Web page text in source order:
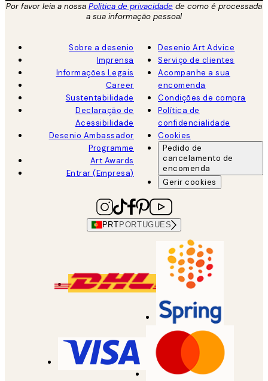
Por favor leia a nossa Política de privacidade de como é processada
a sua informação pessoal
Sobre a desenio
Imprensa
Informações Legais
Career
Sustentabilidade
Declaração de
Acessibilidade
Desenio Ambassador
Programme
Art Awards
Entrar (Empresa)
Desenio Art Advice
Serviço de clientes
Acompanhe a sua
encomenda
Condições de compra
Política de
confidencialidade
Cookies
Pedido de
cancelamento de
encomenda
Gerir cookies
PRT PORTUGUES